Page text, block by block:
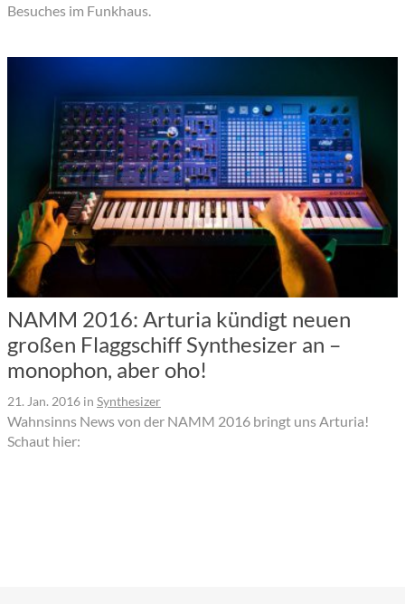
Besuches im Funkhaus.
NAMM 2016: Arturia kündigt neuen
großen Flaggschiff Synthesizer an –
monophon, aber oho!
21. Jan. 2016 in Synthesizer
Wahnsinns News von der NAMM 2016 bringt uns Arturia!
Schaut hier: